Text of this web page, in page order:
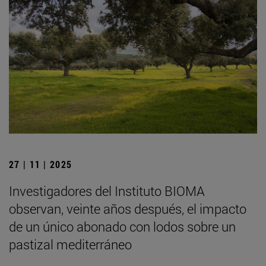
27 | 11 | 2025
Investigadores del Instituto BIOMA
observan, veinte años después, el impacto
de un único abonado con lodos sobre un
pastizal mediterráneo